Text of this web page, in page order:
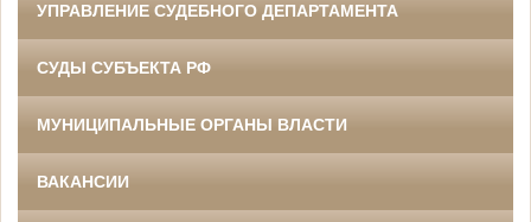
УПРАВЛЕНИЕ СУДЕБНОГО ДЕПАРТАМЕНТА
СУДЫ СУБЪЕКТА РФ
МУНИЦИПАЛЬНЫЕ ОРГАНЫ ВЛАСТИ
ВАКАНСИИ